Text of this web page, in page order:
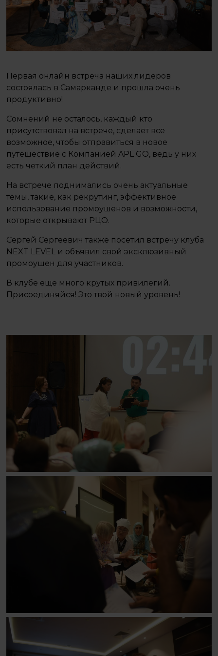
Первая онлайн встреча наших лидеров
состоялась в Самарканде и прошла очень
продуктивно!
Сомнений не осталось, каждый кто
присутствовал на встрече, сделает все
возможное, чтобы отправиться в новое
путешествие с Компанией APL GO, ведь у них
есть четкий план действий.
На встрече поднимались очень актуальные
темы, такие, как рекрутинг, эффективное
использование промоушенов и возможности,
которые открывают РЦО.
Сергей Сергеевич также посетил встречу клуба
NEXT LEVEL и объявил свой эксклюзивный
промоушен для участников.
В клубе еще много крутых привилегий.
Присоединяйся! Это твой новый уровень!